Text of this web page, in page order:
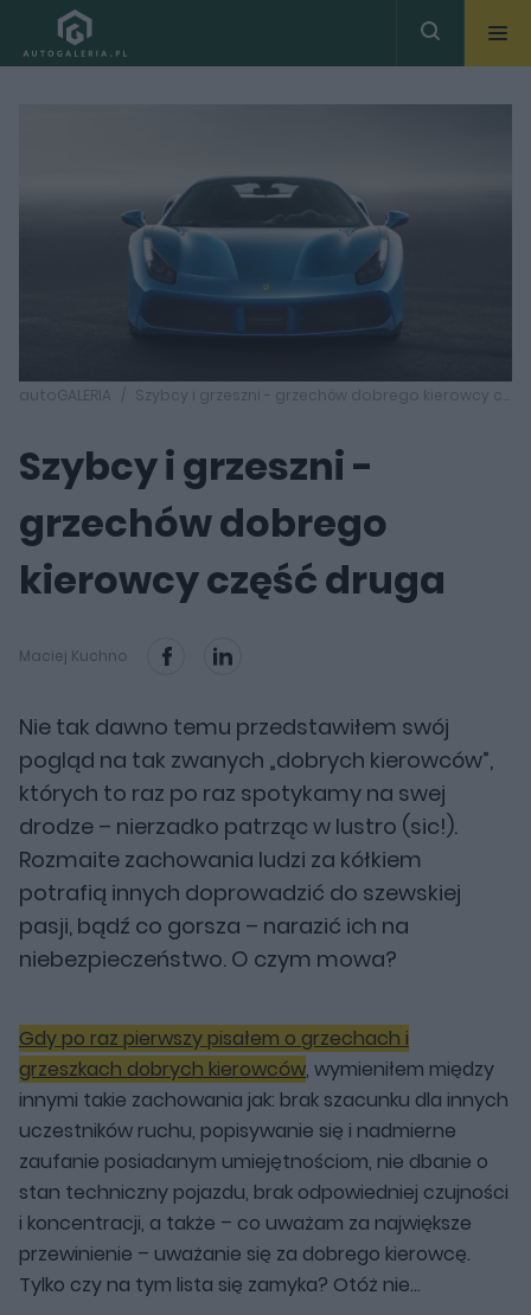
autoGALERIA Szybcy i grzeszni - grzechów dobrego kierowcy część druga
Szybcy i grzeszni -
grzechów dobrego
kierowcy część druga
Maciej Kuchno
Nie tak dawno temu przedstawiłem swój
pogląd na tak zwanych „dobrych kierowców”,
których to raz po raz spotykamy na swej
drodze – nierzadko patrząc w lustro (sic!).
Rozmaite zachowania ludzi za kółkiem
potrafią innych doprowadzić do szewskiej
pasji, bądź co gorsza – narazić ich na
niebezpieczeństwo. O czym mowa?
Gdy po raz pierwszy pisałem o grzechach i
grzeszkach dobrych kierowców, wymieniłem między
innymi takie zachowania jak: brak szacunku dla innych
uczestników ruchu, popisywanie się i nadmierne
zaufanie posiadanym umiejętnościom, nie dbanie o
stan techniczny pojazdu, brak odpowiedniej czujności
i koncentracji, a także – co uważam za największe
przewinienie – uważanie się za dobrego kierowcę.
Tylko czy na tym lista się zamyka? Otóż nie…